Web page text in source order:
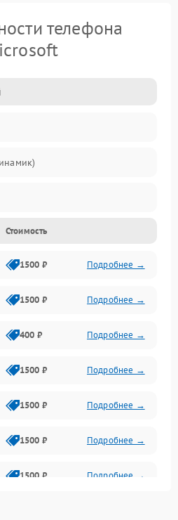
телефона
сенсором
и аккумулятором
корпусом и другие
Стоимость
1500 ₽ Подробнее →
1500 ₽ Подробнее →
400 ₽ Подробнее →
1500 ₽ Подробнее →
1500 ₽ Подробнее →
1500 ₽ Подробнее →
1500 ₽ Подробнее →